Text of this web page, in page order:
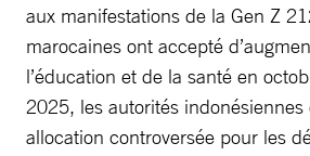
aux manifestations de la Gen Z
marocaines ont accepté
l’éducation et de la santé en
2025, les autorités
allocation controversée pour les